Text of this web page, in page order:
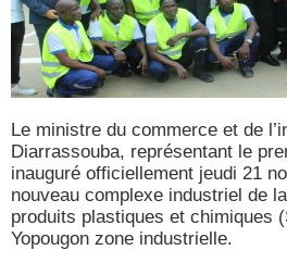
Le ministre du commerce et de
Diarrassouba, représentant le
inauguré officiellement jeudi 21
nouveau complexe industriel de
produits plastiques et chimiques
Yopougon zone industrielle.